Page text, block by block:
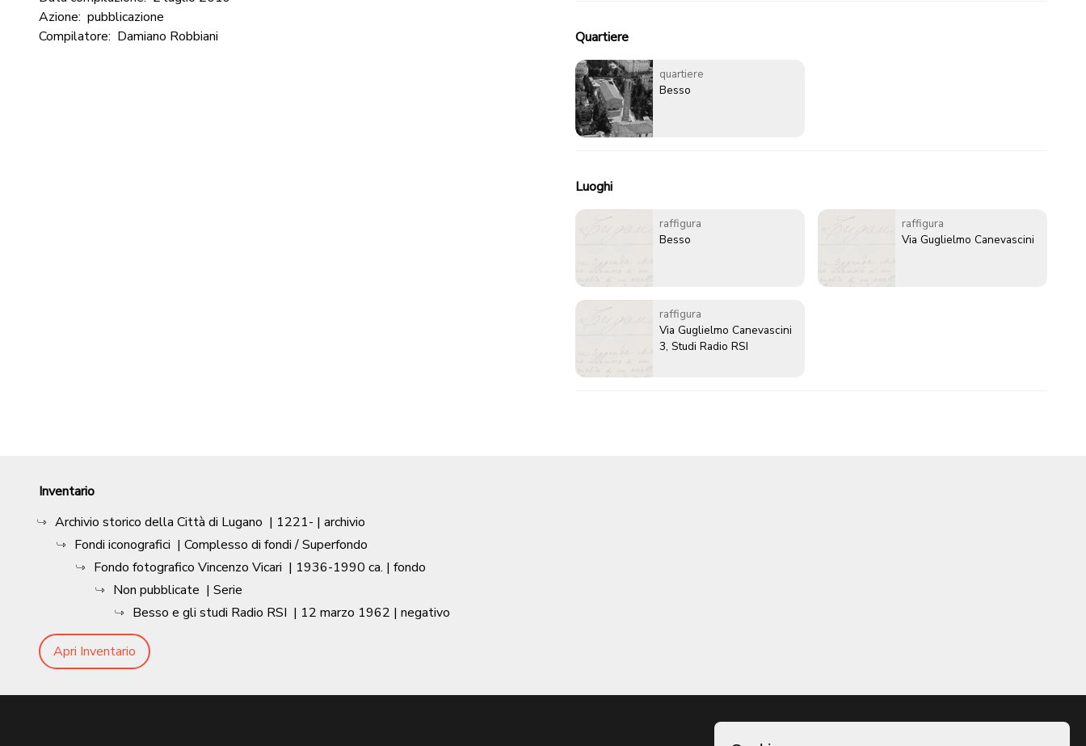
Azione: pubblicazione
Compilatore: Damiano Robbiani Quartiere
quartiere
Besso
Luoghi
raffigura
Besso
raffigura
Via Guglielmo Canevascini
raffigura
Via Guglielmo Canevascini
3, Studi Radio RSI
Inventario
Archivio storico della Città di Lugano | 1221- | archivio
Fondi iconografici | Complesso di fondi / Superfondo
Fondo fotografico Vincenzo Vicari | 1936-1990 ca. | fondo
Non pubblicate | Serie
Besso e gli studi Radio RSI | 12 marzo 1962 | negativo
Apri Inventario